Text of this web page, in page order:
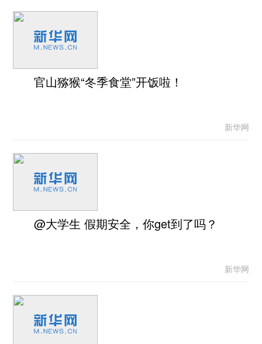
官山猕猴“冬季食堂”开饭啦！
新华网
@大学生 假期安全，你get到了吗？
新华网